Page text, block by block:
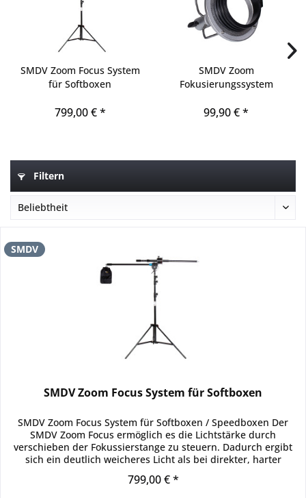
SMDV Zoom Focus System
für Softboxen
799,00 € *
SMDV Zoom
Fokusierungssystem
99,90 € *
Filtern
SMDV
SMDV Zoom Focus System für Softboxen
SMDV Zoom Focus System für Softboxen / Speedboxen Der
SMDV Zoom Focus ermöglich es die Lichtstärke durch
verschieben der Fokussierstange zu steuern. Dadurch ergibt
sich ein deutlich weicheres Licht als bei direkter, harter
799,00 € *